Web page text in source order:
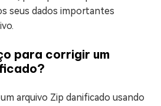
seus dados importantes
para corrigir um
arquivo Zip danificado usando